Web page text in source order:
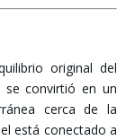
original del
convirtió en un
cerca de la
está conectado a